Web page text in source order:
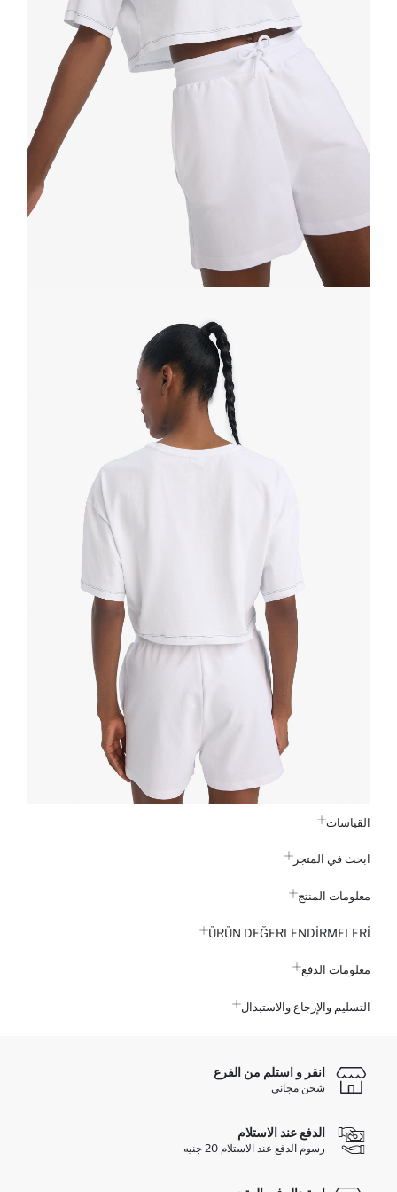
القياسات
ابحث في المتجر
معلومات المنتج
ÜRÜN DEĞERLENDİRMELERİ
معلومات الدفع
التسليم والإرجاع والاستبدال
انقر و استلم من الفرع
شحن مجاني
الدفع عند الاستلام
رسوم الدفع عند الاستلام 20 جنيه